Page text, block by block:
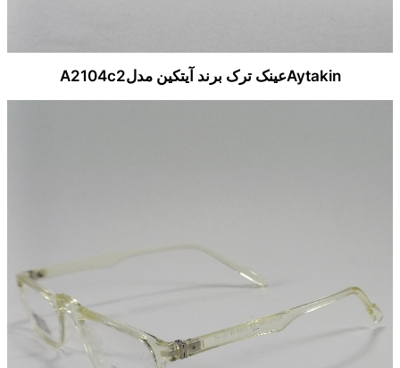
Aytakinعینک ترک برند آیتکین مدلA2104c2